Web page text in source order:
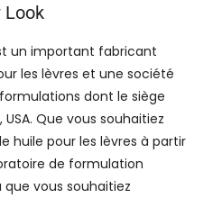
Look
un important fabricant
les lèvres et une société
dont le siège
Que vous souhaitiez
huile pour les lèvres à partir
de formulation
vous souhaitiez